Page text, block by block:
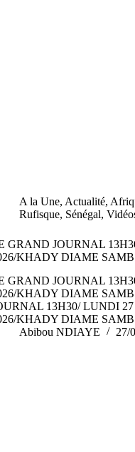
A la Une, Actualité,
Rufisque, Sénégal,
GRAND JOURNAL
KHADY DIAME SAMB
GRAND JOURNAL
KHADY DIAME
13H30/ LUNDI
KHADY DIAME SAMB
Abibou NDIAYE
27/